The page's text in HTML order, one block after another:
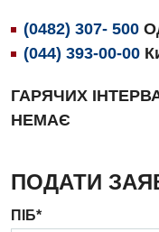
Медична психологія
Онкологічне
Офтальмологічне
Проктологія
(0482) 307- 500
(044) 393-00-00
ГАРЯЧИХ
НЕМАЄ
ПОДАТИ
ПІБ*